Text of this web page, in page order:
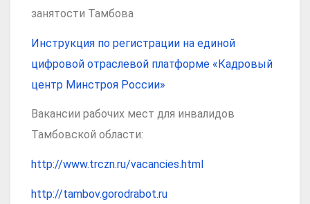
занятости Тамбова
Инструкция по регистрации на единой
цифровой отраслевой платформе «Кадровый
центр Минстроя России»
Вакансии рабочих мест для инвалидов
Тамбовской области:
http://www.trczn.ru/vacancies.html
http://tambov.gorodrabot.ru